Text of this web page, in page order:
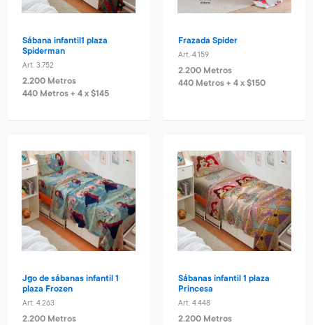
Sábana infantil1 plaza
Spiderman
Art. 3.752
2.200 Metros
440 Metros + 4 x $145
Frazada Spider
Art. 4.159
2.200 Metros
440 Metros + 4 x $150
Jgo de sábanas infantil 1
plaza Frozen
Art. 4.263
2.200 Metros
Sábanas infantil 1 plaza
Princesa
Art. 4.448
2.200 Metros